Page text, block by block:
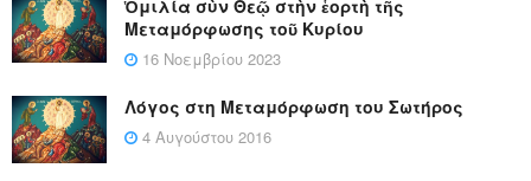
Ὁμιλία σὺν Θεῷ στὴν ἑορτὴ τῆς
Μεταμόρφωσης τοῦ Κυρίου
16 Νοεμβρίου 2023
Λόγος στη Μεταμόρφωση του Σωτήρος
4 Αυγούστου 2016